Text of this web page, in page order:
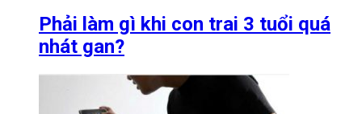
Phải làm gì khi con trai 3 tuổi quá
nhát gan?